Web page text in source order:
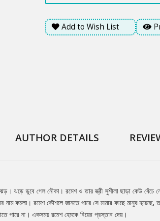
প্রস্তাব দেয়।
Add to Wish List
AUTHOR DETAILS
ঝড়ে ডুবে গেল নৌকা। রমেশ ও তার স্ত্রী সুশীলা ছাড়া কেউ বেঁচে
কমলা। রমেশ কৌশলে জানতে পারে সে মামার কাছে মানুষ হয়েছে,
পারে না। একসময় রমেশ হেমকে বিয়ের প্রস্তাব দেয়।